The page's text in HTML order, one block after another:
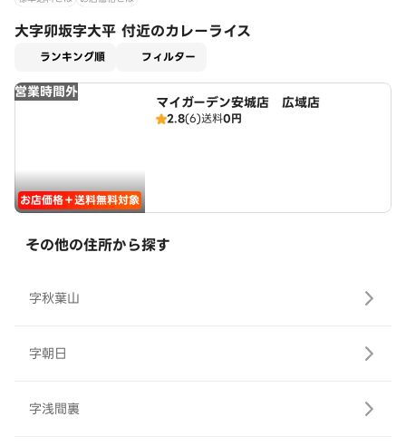
大字卯坂字大平 付近のカレーライス
ランキング順 フィルター
営業時間外
お店価格＋送料無料対象
マイガーデン安城店 広域店
2.8(6)送料0円
その他の住所から探す
字秋葉山
字朝日
字浅間裏